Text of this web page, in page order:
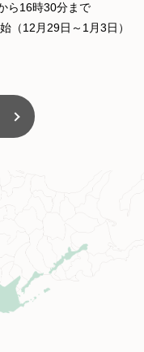
ら16時30分まで
（12月29日～1月3日）